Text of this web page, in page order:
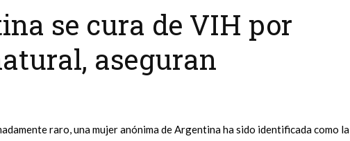
se cura de VIH por
aseguran
raro, una mujer anónima de Argentina ha sido identificada como la